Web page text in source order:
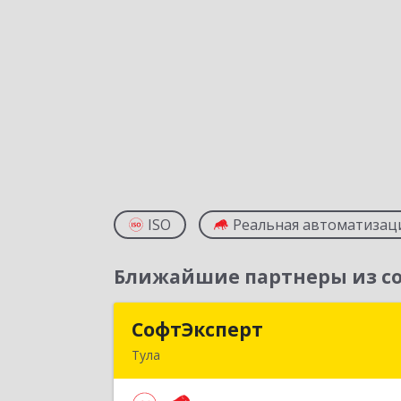
ISO Реальная
Ближайшие партнеры из
СофтЭксперт
Тула